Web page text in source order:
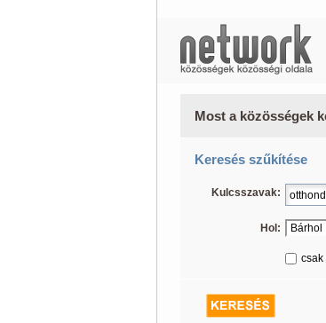
Most a közösségek
Keresés szűkítése
Kulcsszavak:
Hol:
csak